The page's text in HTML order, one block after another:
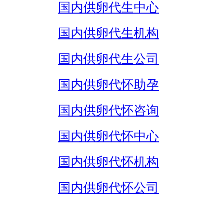
国内供卵代生中心
国内供卵代生机构
国内供卵代生公司
国内供卵代怀助孕
国内供卵代怀咨询
国内供卵代怀中心
国内供卵代怀机构
国内供卵代怀公司